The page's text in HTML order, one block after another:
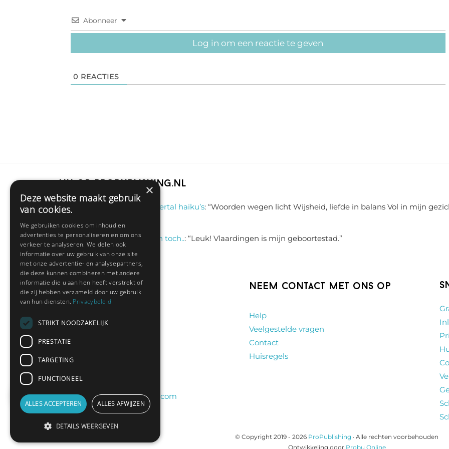
Abonneer
Log in om een reactie te geven
0 REACTIES
Nu op Propublishing.nl
Sas schrijft Een viertal haiku’s: “Woorden wegen licht Wijsheid, liefde in balans Vol in mijn
Sas schrijftonlogisch toch..: “Leuk! Vlaardingen is mijn geboortestad.”
jul 9, 13:31
Nieuwste leden:
Hedianne
Fred Sanders
yvespf
peterelferink11@gmail.com
Neem contact met ons op
Help
Veelgestelde vragen
Contact
Huisregels
© Copyright 2019 - 2026 ProPublishing · Alle rechten voorbehouden
Ontwikkeling door Probu Online
×
Deze website maakt gebruik
van cookies.
We gebruiken cookies om inhoud en
advertenties te personaliseren en om ons
verkeer te analyseren. We delen ook
informatie over uw gebruik van onze site
met onze advertentie- en analysepartners,
die deze kunnen combineren met andere
informatie die u aan hen heeft verstrekt of
die zij hebben verzameld door uw gebruik
van hun diensten. Privacybeleid
STRIKT NOODZAKELIJK
PRESTATIE
TARGETING
FUNCTIONEEL
ALLES ACCEPTEREN ALLES AFWIJZEN
DETAILS WEERGEVEN